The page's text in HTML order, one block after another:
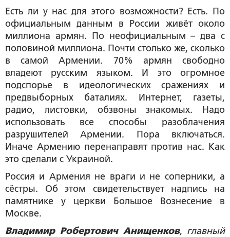
Есть ли у нас для этого возможности? Есть. По
официальным данным в России живёт около
миллиона армян. По неофициальным – два с
половиной миллиона. Почти столько же, сколько
в самой Армении. 70% армян свободно
владеют русским языком. И это огромное
подспорье в идеологических сражениях и
предвыборных баталиях. Интернет, газеты,
радио, листовки, обзвоны знакомых. Надо
использовать все способы разоблачения
разрушителей Армении. Пора включаться.
Иначе Армению перенаправят против нас. Как
это сделали с Украиной.
Россия и Армения не враги и не соперники, а
сёстры. Об этом свидетельствует надпись на
памятнике у церкви Большое Вознесение в
Москве.
Владимир Робертович Анищенков, главный